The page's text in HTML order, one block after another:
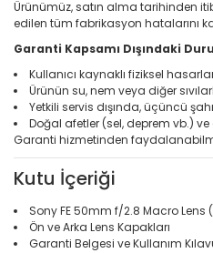
Ürünümüz, satın alma tarihinden
edilen tüm fabrikasyon hatalarını
Garanti Kapsamı Dışındaki
Kullanıcı kaynaklı fiziksel
Ürünün su, nem veya diğer
Yetkili servis dışında, üçüncü
Doğal afetler (sel, deprem vb.) ve
Garanti hizmetinden
Kutu İçeriği
Sony FE 50mm f/2.8 Macro Lens
Ön ve Arka Lens Kapakları
Garanti Belgesi ve Kullanım